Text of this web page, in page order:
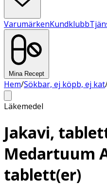
VarumärkenKundklubb
Mina Recept
Hem/Sökbar, ej köpb, ej kat
Läkemedel
Jakavi,
Medartuum
tablett(er)